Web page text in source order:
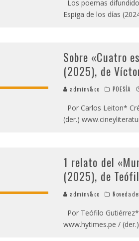
Los poemas
Espiga de los días
Sobre «Cuatro
(2025), de
adminv&co POESÍA
Por Carlos Leiton*
(der.)
1 relato del
(2025), de
adminv&co
Por Teófilo
www.hytimes.pe /